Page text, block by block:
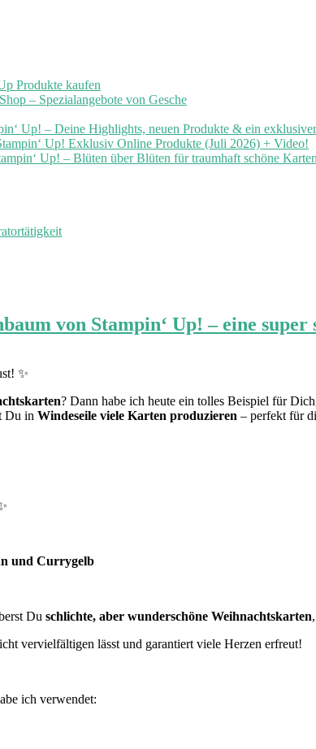
Produkte kaufen
– Spezialangebote von Gesche
Up! – Deine Highlights, neuen Produkte & ein
Up! Exklusiv Online Produkte (Juli 2026) + Video!
Up! – Blüten über Blüten für traumhaft schöne
von Stampin‘ Up! – eine
✨
? Dann habe ich heute ein tolles Beispiel für
Du in Windeseile viele Karten produzieren – perfekt für
und Currygelb
Du schlichte, aber wunderschöne Weihnachtskarten
vervielfältigen lässt und garantiert viele Herzen erfreut!
ich verwendet: